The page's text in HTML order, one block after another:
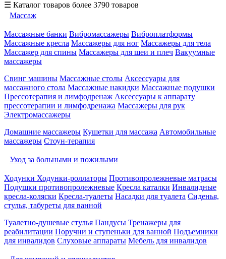
☰ Каталог товаров более 3790 товаров
Массаж
Массажные банки Вибромассажеры Виброплатформы
Массажные кресла Массажеры для ног Массажеры для тела
Массажер для спины Массажеры для шеи и плеч Вакуумные
массажеры
Свинг машины Массажные столы Аксессуары для
массажного стола Массажные накидки Массажные подушки
Прессотерапия и лимфодренаж Аксессуары к аппарату
прессотерапии и лимфодренажа Массажеры для рук
Электромассажеры
Домашние массажеры Кушетки для массажа Автомобильные
массажеры Стоун-терапия
Уход за больными и пожилыми
Ходунки Ходунки-роллаторы Противопролежневые матрасы
Подушки противопролежневые Кресла каталки Инвалидные
кресла-коляски Кресла-туалеты Насадки для туалета Сиденья,
стулья, табуреты для ванной
Туалетно-душевые стулья Пандусы Тренажеры для
реабилитации Поручни и ступеньки для ванной Подъемники
для инвалидов Слуховые аппараты Мебель для инвалидов